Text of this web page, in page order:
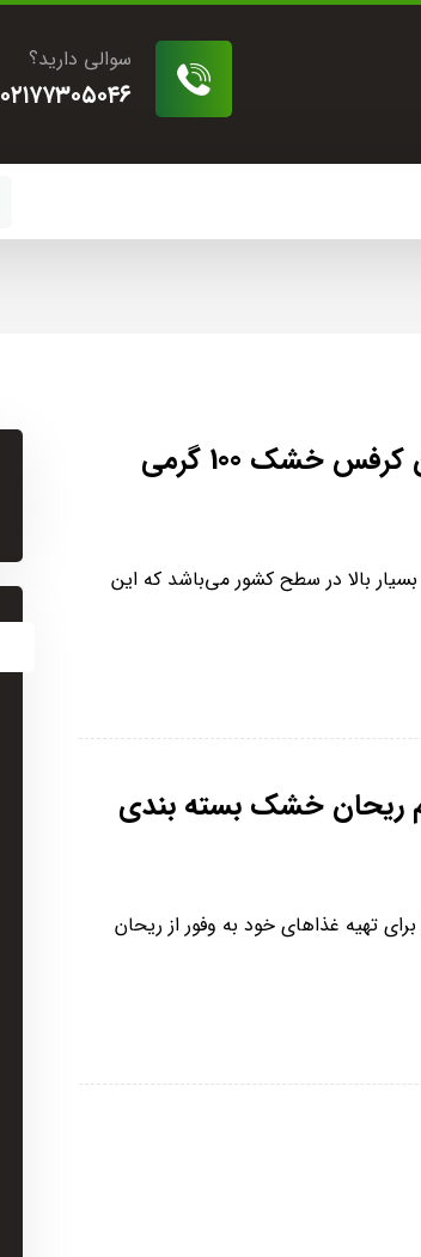
سوالی دارید؟
۰۲۱۷۷۳۰۵۰۴۶
خشک 100 گرمی
کرفس خشک 100 گرمی با کیفیت بسیار بالا در سطح کشور می‌باشد که این
ریحان خشک بسته بندی
تهیه غذاهای خود به وفور از ریحان